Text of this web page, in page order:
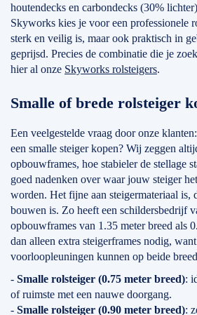
houtendecks en carbondecks (30%
Skyworks kies je voor een professionele
sterk en veilig is, maar ook praktisch in
geprijsd. Precies de combinatie die je
hier al onze Skyworks rolsteigers.
Smalle of brede rolsteiger
Een veelgestelde vraag door onze
een smalle steiger kopen? Wij zeggen
opbouwframes, hoe stabieler de stellage
goed nadenken over waar jouw steiger
worden. Het fijne aan steigermateriaal is,
bouwen is. Zo heeft een schildersbedrijf
opbouwframes van 1.35 meter breed als
dan alleen extra steigerframes nodig,
voorloopleuningen kunnen op beide
- Smalle rolsteiger (0.75 meter breed):
of ruimste met een nauwe doorgang.
- Smalle rolsteiger (0.90 meter breed):